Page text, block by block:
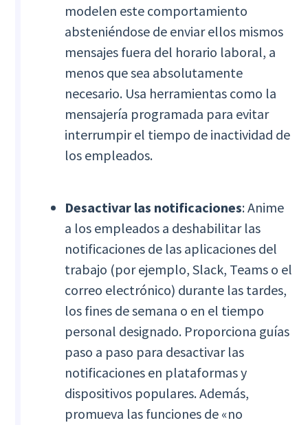
modelen este comportamiento
absteniéndose de enviar ellos mismos
mensajes fuera del horario laboral, a
menos que sea absolutamente
necesario. Usa herramientas como la
mensajería programada para evitar
interrumpir el tiempo de inactividad de
los empleados.
Desactivar las notificaciones: Anime
a los empleados a deshabilitar las
notificaciones de las aplicaciones del
trabajo (por ejemplo, Slack, Teams o el
correo electrónico) durante las tardes,
los fines de semana o en el tiempo
personal designado. Proporciona guías
paso a paso para desactivar las
notificaciones en plataformas y
dispositivos populares. Además,
promueva las funciones de «no